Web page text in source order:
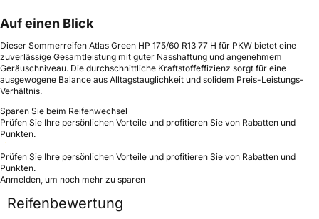
Auf einen Blick
Dieser Sommerreifen Atlas Green HP 175/60 R13 77 H für PKW bietet eine
zuverlässige Gesamtleistung mit guter Nasshaftung und angenehmem
Geräuschniveau. Die durchschnittliche Kraftstoffeffizienz sorgt für eine
ausgewogene Balance aus Alltagstauglichkeit und solidem Preis-Leistungs-
Verhältnis.
Sparen Sie beim Reifenwechsel
Prüfen Sie Ihre persönlichen Vorteile und profitieren Sie von Rabatten und
Punkten.
Prüfen Sie Ihre persönlichen Vorteile und profitieren Sie von Rabatten und
Punkten.
Anmelden, um noch mehr zu sparen
Reifenbewertung